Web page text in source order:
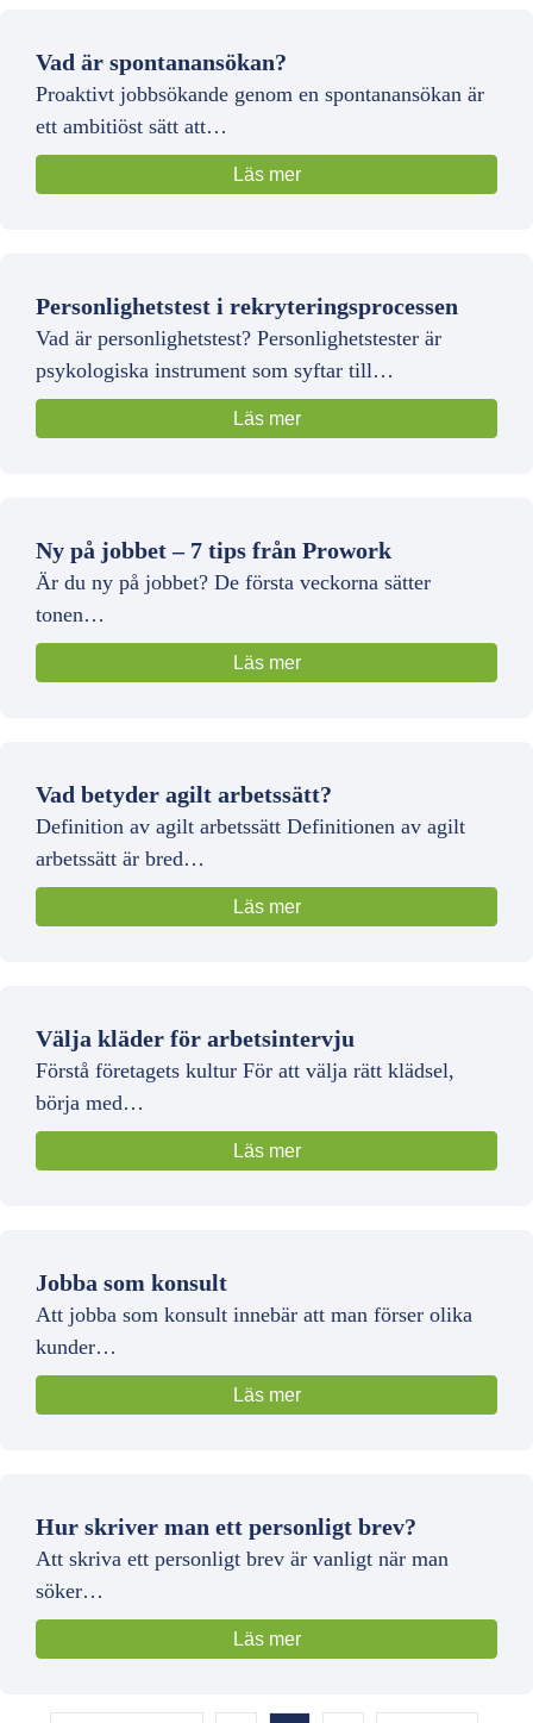
Vad är spontanansökan?
Proaktivt jobbsökande genom en spontanansökan är
ett ambitiöst sätt att…
Läs mer
Personlighetstest i rekryteringsprocessen
Vad är personlighetstest? Personlighetstester är
psykologiska instrument som syftar till…
Läs mer
Ny på jobbet – 7 tips från Prowork
Är du ny på jobbet? De första veckorna sätter
tonen…
Läs mer
Vad betyder agilt arbetssätt?
Definition av agilt arbetssätt Definitionen av agilt
arbetssätt är bred…
Läs mer
Välja kläder för arbetsintervju
Förstå företagets kultur För att välja rätt klädsel,
börja med…
Läs mer
Jobba som konsult
Att jobba som konsult innebär att man förser olika
kunder…
Läs mer
Hur skriver man ett personligt brev?
Att skriva ett personligt brev är vanligt när man
söker…
Läs mer